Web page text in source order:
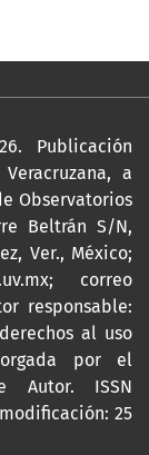
Publicación
a
Observatorios
Beltrán S/N,
Ver., México;
; correo
responsable:
al uso
por el
Autor. ISSN
25